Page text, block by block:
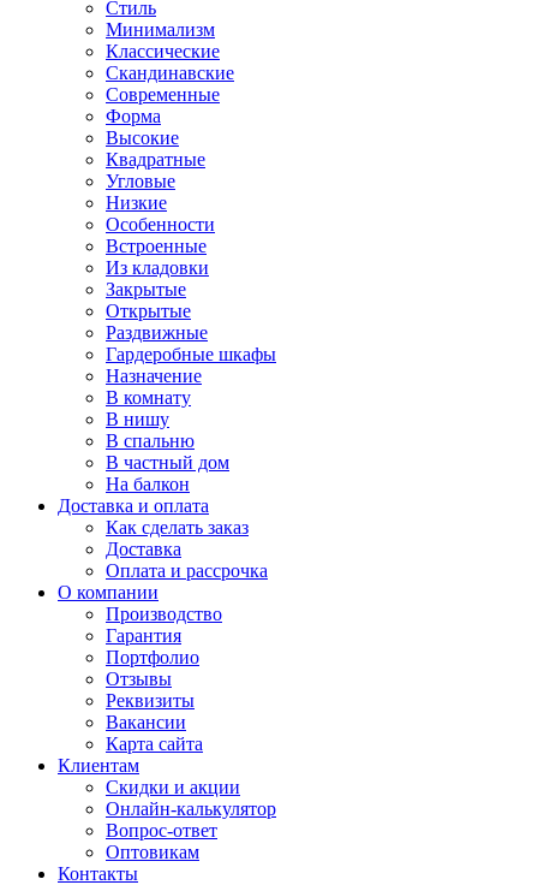
Стиль
Минимализм
Классические
Скандинавские
Современные
Форма
Высокие
Квадратные
Угловые
Низкие
Особенности
Встроенные
Из кладовки
Закрытые
Открытые
Раздвижные
Гардеробные шкафы
Назначение
В комнату
В нишу
В спальню
В частный дом
На балкон
Доставка и оплата
Как сделать заказ
Доставка
Оплата и рассрочка
О компании
Производство
Гарантия
Портфолио
Отзывы
Реквизиты
Вакансии
Карта сайта
Клиентам
Скидки и акции
Онлайн-калькулятор
Вопрос-ответ
Оптовикам
Контакты